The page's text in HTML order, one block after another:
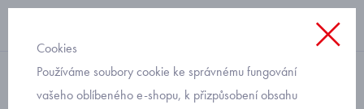
funkční zateplená
Cookies
Používáme soubory cookie ke správnému fungování
vašeho oblíbeného e-shopu, k přizpůsobení obsahu